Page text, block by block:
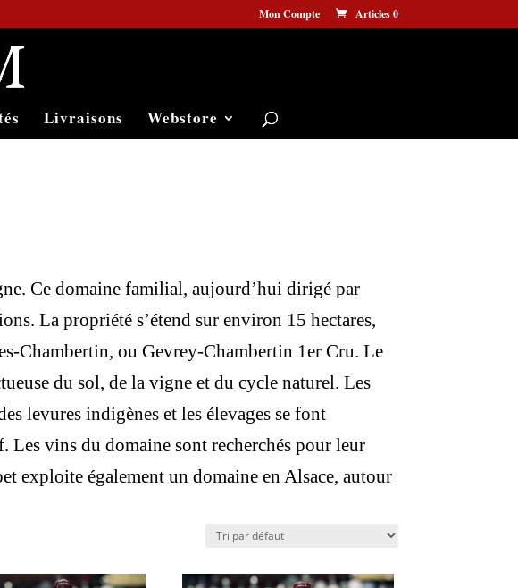
Mon Compte Articles 0
Livraisons Webstore
Ce domaine familial, aujourd’hui dirigé par
La propriété s’étend sur environ 15 hectares,
Chambertin, ou Gevrey-Chambertin 1er Cru. Le
du sol, de la vigne et du cycle naturel. Les
levures indigènes et les élevages se font
Les vins du domaine sont recherchés pour leur
exploite également un domaine en Alsace, autour